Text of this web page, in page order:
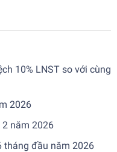
10% LNST so với cùng
2026
2 năm 2026
tháng đầu năm 2026